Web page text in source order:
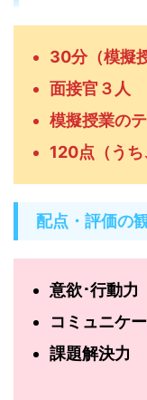
30分（模擬
面接官３人
模擬授業の
120点（うち
配点・評価の
意欲･行動力
コミュニケ
課題解決力